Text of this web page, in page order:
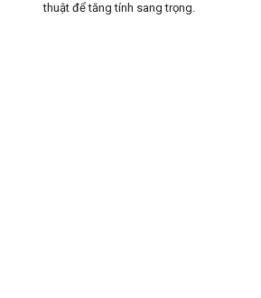
thuật để tăng tính sang trọng.